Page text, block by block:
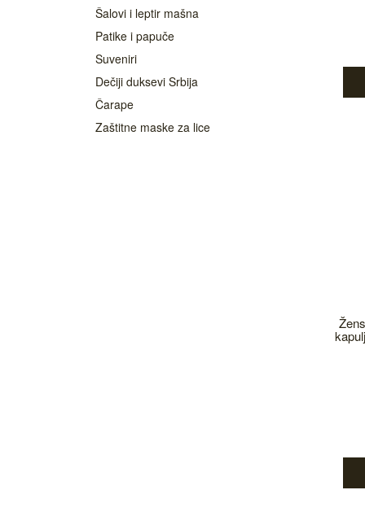
Šalovi i leptir mašna
Patike i papuče
Suveniri
Dečiji duksevi Srbija
Čarape
Zaštitne maske za lice